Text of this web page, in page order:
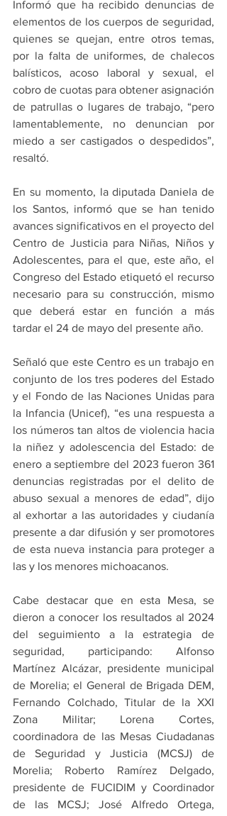
Informó que ha recibido denuncias de
elementos de los cuerpos de seguridad,
quienes se quejan, entre otros temas,
por la falta de uniformes, de chalecos
balísticos, acoso laboral y sexual, el
cobro de cuotas para obtener asignación
de patrullas o lugares de trabajo, “pero
lamentablemente, no denuncian por
miedo a ser castigados o despedidos”,
resaltó.
En su momento, la diputada Daniela de
los Santos, informó que se han tenido
avances significativos en el proyecto del
Centro de Justicia para Niñas, Niños y
Adolescentes, para el que, este año, el
Congreso del Estado etiquetó el recurso
necesario para su construcción, mismo
que deberá estar en función a más
tardar el 24 de mayo del presente año.
Señaló que este Centro es un trabajo en
conjunto de los tres poderes del Estado
y el Fondo de las Naciones Unidas para
la Infancia (Unicef), “es una respuesta a
los números tan altos de violencia hacia
la niñez y adolescencia del Estado: de
enero a septiembre del 2023 fueron 361
denuncias registradas por el delito de
abuso sexual a menores de edad”, dijo
al exhortar a las autoridades y ciudanía
presente a dar difusión y ser promotores
de esta nueva instancia para proteger a
las y los menores michoacanos.
Cabe destacar que en esta Mesa, se
dieron a conocer los resultados al 2024
del seguimiento a la estrategia de
seguridad, participando: Alfonso
Martínez Alcázar, presidente municipal
de Morelia; el General de Brigada DEM,
Fernando Colchado, Titular de la XXI
Zona Militar; Lorena Cortes,
coordinadora de las Mesas Ciudadanas
de Seguridad y Justicia (MCSJ) de
Morelia; Roberto Ramírez Delgado,
presidente de FUCIDIM y Coordinador
de las MCSJ; José Alfredo Ortega,